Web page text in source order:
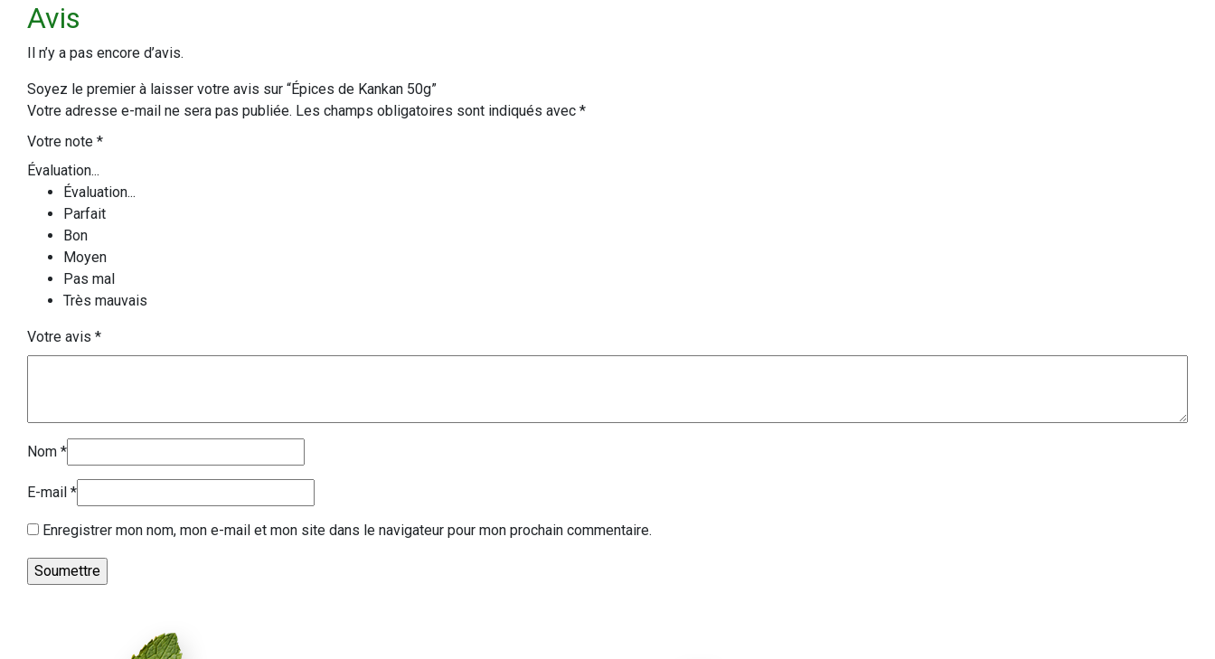
Avis
Il n’y a pas encore d’avis.
Soyez le premier à laisser votre avis sur “Épices de Kankan 50g”
Votre adresse e-mail ne sera pas publiée. Les champs obligatoires sont indiqués avec *
Votre note *
Évaluation...
Évaluation...
Parfait
Bon
Moyen
Pas mal
Très mauvais
Votre avis *
Nom *
E-mail *
Enregistrer mon nom, mon e-mail et mon site dans le navigateur pour mon prochain commentaire.